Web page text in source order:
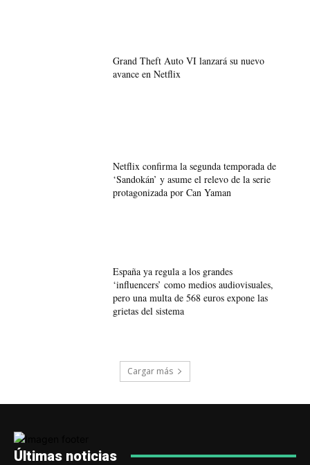
Grand Theft Auto VI lanzará su nuevo
avance en Netflix
Netflix confirma la segunda temporada de
‘Sandokán’ y asume el relevo de la serie
protagonizada por Can Yaman
España ya regula a los grandes
‘influencers’ como medios audiovisuales,
pero una multa de 568 euros expone las
grietas del sistema
Cargar más
Últimas noticias